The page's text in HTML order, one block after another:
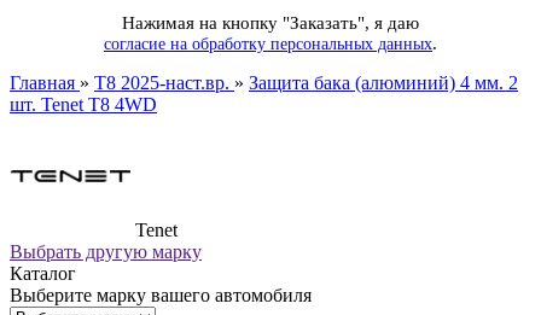
Нажимая на кнопку "Заказать", я даю
согласие на обработку персональных данных.
Главная » T8 2025-наст.вр. » Защита бака (алюминий) 4 мм. 2
шт. Tenet T8 4WD
Tenet
Выбрать другую марку
Каталог
Выберите марку вашего автомобиля